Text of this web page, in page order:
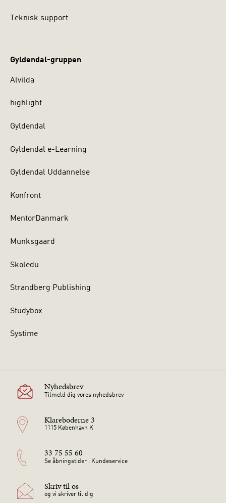
Teknisk support
Gyldendal-gruppen
Alvilda
highlight
Gyldendal
Gyldendal e-Learning
Gyldendal Uddannelse
Konfront
MentorDanmark
Munksgaard
Skoledu
Strandberg Publishing
Studybox
Systime
Nyhedsbrev
Tilmeld dig vores nyhedsbrev
Klareboderne 3
1115 København K
33 75 55 60
Se åbningstider i Kundeservice
Skriv til os
og vi skriver til dig